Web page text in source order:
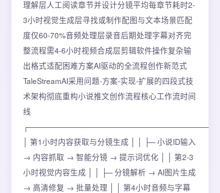
理解层人工阅读章节并设计分镜平均每章节耗时2-
3小时视觉生成层寻找或制作配图与文本场景匹配
度仅60-70%音频处理层录音后期处理字幕对齐完
整流程需4-6小时视频合成层剪辑软件操作复杂输
出格式适配困难方案AI驱动的全流程创作新范式
TaleStreamAI采用问题-方案-实现-扩展的四段式技
术架构彻底重构小说推文创作流程核心工作流时间
线
│ 第1小时内容获取与分镜生成 │ │ ├─ 小说ID输入
→ 内容抓取 → 智能分镜 → 提示词优化 │ │ 第2-3
小时视觉内容生成 │ │ ├─ 分镜解析 → AI图片生成
→ 高清修复 → 批量处理 │ │ 第4小时音频与字幕